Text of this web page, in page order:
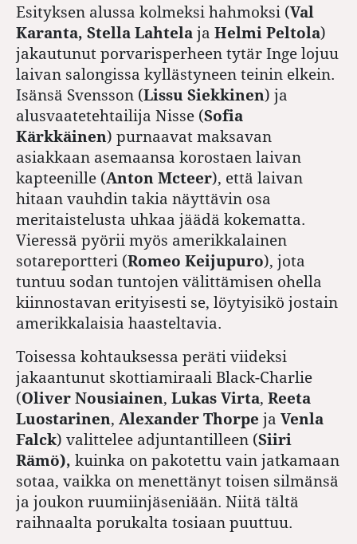
Esityksen alussa kolmeksi hahmoksi (Val
Karanta, Stella Lahtela ja Helmi Peltola)
jakautunut porvarisperheen tytär Inge lojuu
laivan salongissa kyllästyneen teinin elkein.
Isänsä Svensson (Lissu Siekkinen) ja
alusvaatetehtailija Nisse (Sofia
Kärkkäinen) purnaavat maksavan
asiakkaan asemaansa korostaen laivan
kapteenille (Anton Mcteer), että laivan
hitaan vauhdin takia näyttävin osa
meritaistelusta uhkaa jäädä kokematta.
Vieressä pyörii myös amerikkalainen
sotareportteri (Romeo Keijupuro), jota
tuntuu sodan tuntojen välittämisen ohella
kiinnostavan erityisesti se, löytyisikö jostain
amerikkalaisia haasteltavia.
Toisessa kohtauksessa peräti viideksi
jakaantunut skottiamiraali Black-Charlie
(Oliver Nousiainen, Lukas Virta, Reeta
Luostarinen, Alexander Thorpe ja Venla
Falck) valittelee adjuntantilleen (Siiri
Rämö), kuinka on pakotettu vain jatkamaan
sotaa, vaikka on menettänyt toisen silmänsä
ja joukon ruumiinjäseniään. Niitä tältä
raihnaalta porukalta tosiaan puuttuu.